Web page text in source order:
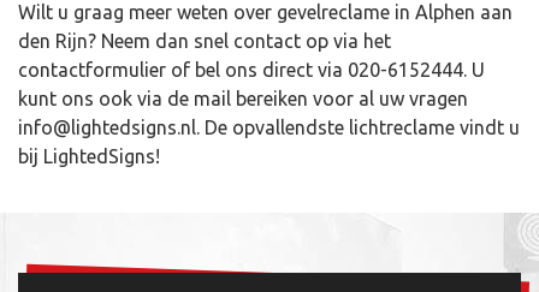
Wilt u graag meer weten over gevelreclame in Alphen aan
den Rijn? Neem dan snel contact op via het
contactformulier of bel ons direct via 020-6152444. U
kunt ons ook via de mail bereiken voor al uw vragen
info@lightedsigns.nl. De opvallendste lichtreclame vindt u
bij LightedSigns!